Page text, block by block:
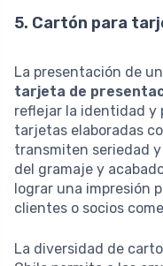
5. Cartón para
La presentación de
tarjeta de
reflejar la identidad y
tarjetas elaboradas
transmiten seriedad
del gramaje y
lograr una impresión
clientes o socios
La diversidad de